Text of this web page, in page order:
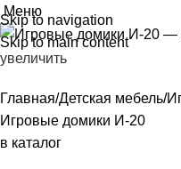
Skip to navigation
Skip to main content
Меню
увеличить
Главная Детская мебель
Игровые домики И-20
в каталог